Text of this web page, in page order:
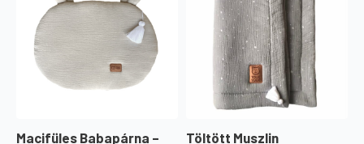
Macifüles Babapárna –
Töltött Muszlin